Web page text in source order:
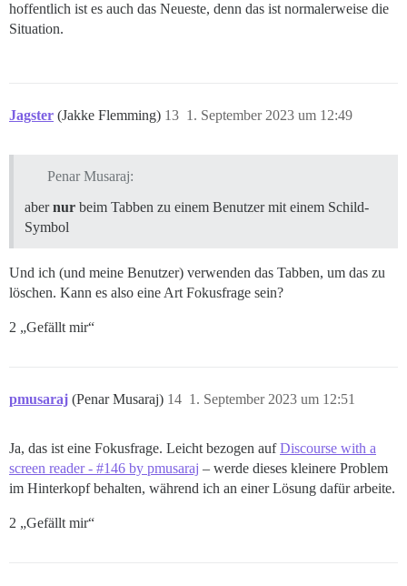
hoffentlich ist es auch das Neueste, denn das ist normalerweise die
Situation.
Jagster (Jakke Flemming) 1. September 2023 um 12:49
13
Penar Musaraj:
abernur beim Tabben zu einem Benutzer mit einem Schild-
Symbol
Und ich (und meine Benutzer) verwenden das Tabben, um das zu
löschen. Kann es also eine Art Fokusfrage sein?
2 „Gefällt mir“
pmusaraj (Penar Musaraj) 1. September 2023 um 12:51
14
Ja, das ist eine Fokusfrage. Leicht bezogen aufDiscourse with a
screen reader - #146 by pmusaraj – werde dieses kleinere Problem
im Hinterkopf behalten, während ich an einer Lösung dafür arbeite.
2 „Gefällt mir“